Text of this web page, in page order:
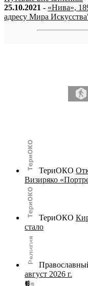
25.10.2021 - «Нива»,
адресу Мира
ТериОКО
Визиряко
ТериОКО
стало
август 2026 г.